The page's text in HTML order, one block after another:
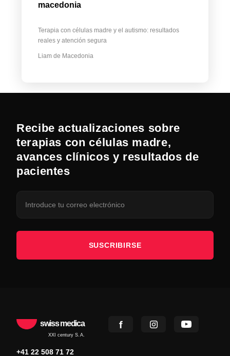
macedonia
Terapia con células madre y el autismo: resultados
reales y atención segura
Liam de Macedonia
Recibe actualizaciones sobre
terapias con células madre,
avances clínicos y resultados de
pacientes
SUSCRIBIRSE
swiss medica
XXI century S.A.
+41 22 508 71 72